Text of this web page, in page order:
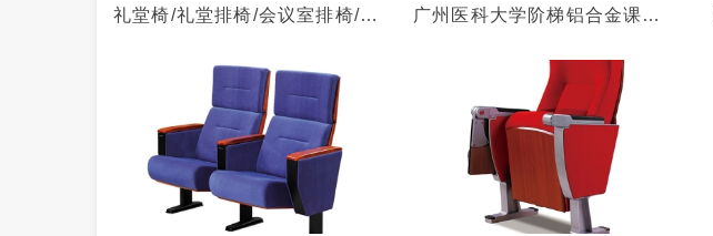
礼堂椅/礼堂排椅/会议室排椅/阶
广州医科大学阶梯铝合金课桌